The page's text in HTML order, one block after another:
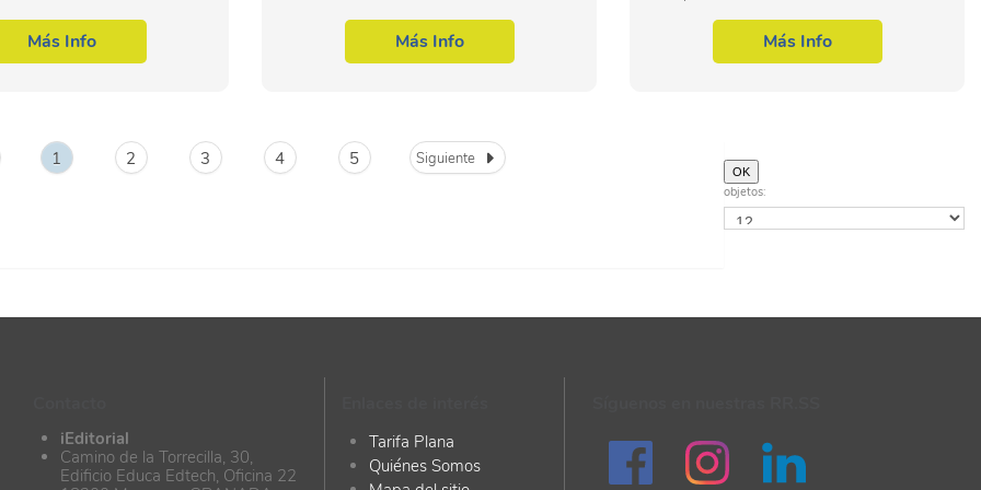
de la Familia Profesional
y comunicaciones. Con...
Más Info
Familia Profesional de Edificación y obra
civil. Con este CURSO...
Más Info
civil. Con este CURSO EOCO110PO
REVIT – NIVEL...Más Info
1 2 3 4 5 Siguiente
objetos:
iEditorial
Camino de la Torrecilla, 30,
Edificio Educa Edtech, Oficina 22
Tarifa Plana
Quiénes Somos